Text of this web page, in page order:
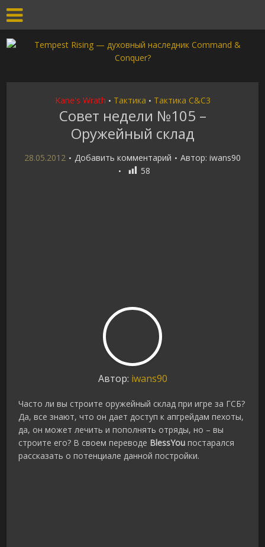
Kane's Wrath • Тактика • Тактика C&C3
Совет недели №105 –
Оружейный склад
28.05.2012 Добавить комментарий Автор: iwans90
58
Автор: iwans90
Часто ли вы строите оружейный склад при игре за ГСБ?
Да, все знают, что он дает доступ к апгрейдам пехоты,
да, он может лечить и пополнять отряды, но – вы
строите его? В своем переводе BlessYou постарался
рассказать о потенциале данной постройки.